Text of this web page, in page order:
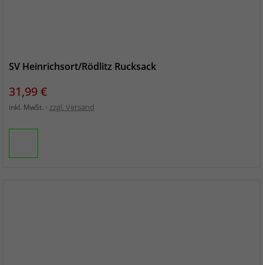
SV Heinrichsort/Rödlitz Rucksack
Preis
31,99 €
inkl. MwSt. zzgl. Versand